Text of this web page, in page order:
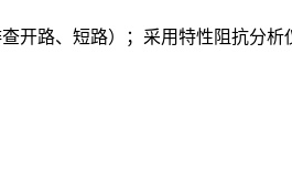
开路、短路）；采用特性阻抗分